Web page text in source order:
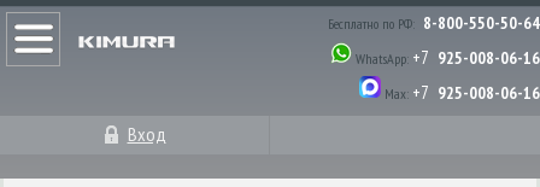
Бесплатно по РФ: 8-800-550-50-64
WhatsApp: +7 925-008-06-16
Max: +7 925-008-06-16
Вход